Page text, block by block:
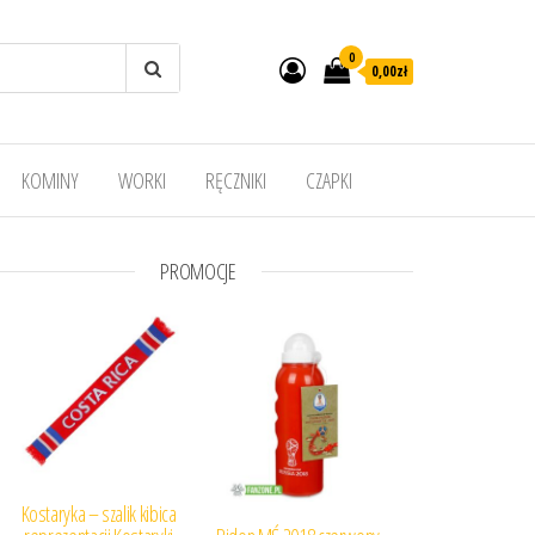
0
0,00zł
KOMINY WORKI RĘCZNIKI CZAPKI
PROMOCJE
Kostaryka – szalik kibica